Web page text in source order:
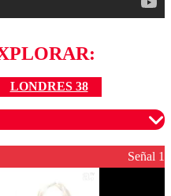
LONDRES 38
para garantizar un
Señal 1